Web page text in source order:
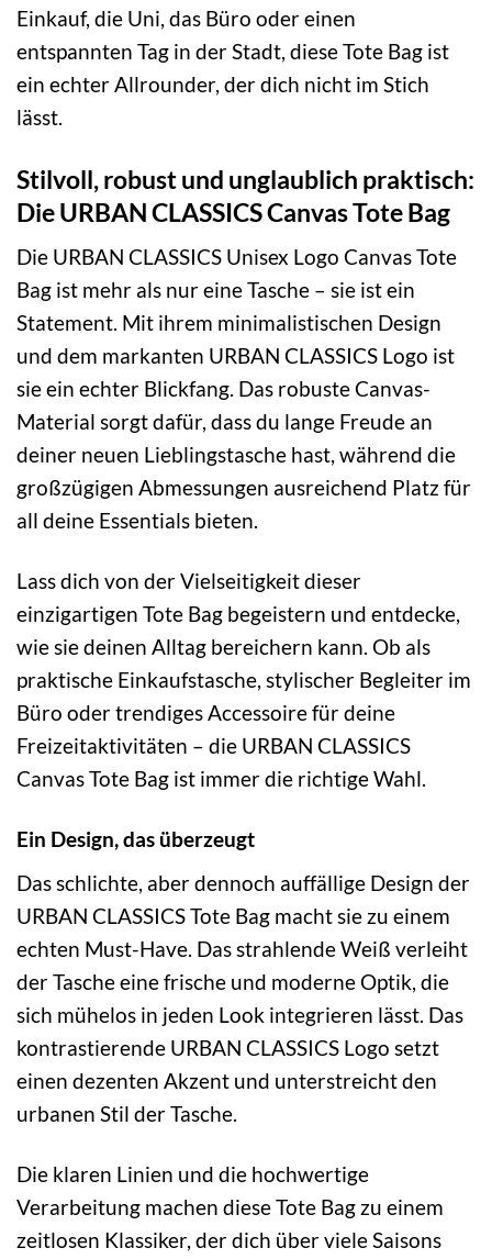
Einkauf, die Uni, das Büro oder einen
entspannten Tag in der Stadt, diese Tote Bag ist
ein echter Allrounder, der dich nicht im Stich
lässt.
Stilvoll, robust und unglaublich praktisch:
Die URBAN CLASSICS Canvas Tote Bag
Die URBAN CLASSICS Unisex Logo Canvas Tote
Bag ist mehr als nur eine Tasche – sie ist ein
Statement. Mit ihrem minimalistischen Design
und dem markanten URBAN CLASSICS Logo ist
sie ein echter Blickfang. Das robuste Canvas-
Material sorgt dafür, dass du lange Freude an
deiner neuen Lieblingstasche hast, während die
großzügigen Abmessungen ausreichend Platz für
all deine Essentials bieten.
Lass dich von der Vielseitigkeit dieser
einzigartigen Tote Bag begeistern und entdecke,
wie sie deinen Alltag bereichern kann. Ob als
praktische Einkaufstasche, stylischer Begleiter im
Büro oder trendiges Accessoire für deine
Freizeitaktivitäten – die URBAN CLASSICS
Canvas Tote Bag ist immer die richtige Wahl.
Ein Design, das überzeugt
Das schlichte, aber dennoch auffällige Design der
URBAN CLASSICS Tote Bag macht sie zu einem
echten Must-Have. Das strahlende Weiß verleiht
der Tasche eine frische und moderne Optik, die
sich mühelos in jeden Look integrieren lässt. Das
kontrastierende URBAN CLASSICS Logo setzt
einen dezenten Akzent und unterstreicht den
urbanen Stil der Tasche.
Die klaren Linien und die hochwertige
Verarbeitung machen diese Tote Bag zu einem
zeitlosen Klassiker, der dich über viele Saisons